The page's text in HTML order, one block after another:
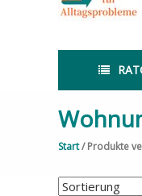
Start/ Produkte